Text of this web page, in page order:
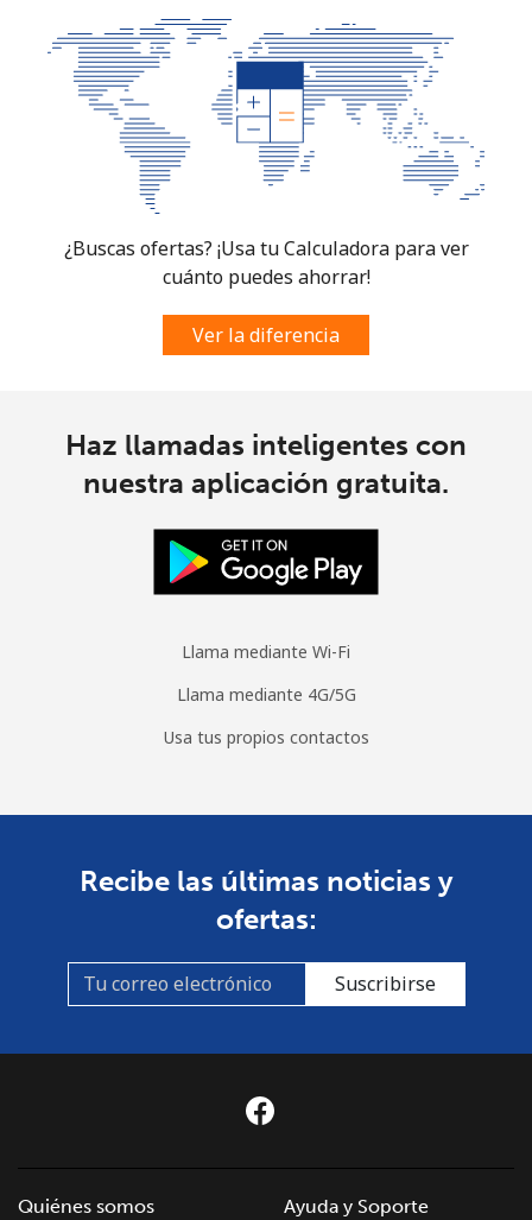
¿Buscas ofertas? ¡Usa tu Calculadora para ver
cuánto puedes ahorrar!
Ver la diferencia
Haz llamadas inteligentes con
nuestra aplicación gratuita.
Llama mediante Wi-Fi
Llama mediante 4G/5G
Usa tus propios contactos
Recibe las últimas noticias y
ofertas:
Suscribirse
Quiénes somos
Ayuda y Soporte